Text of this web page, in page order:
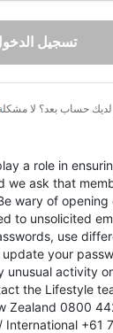
تسجيل
حساب بعد؟ لا
a role in
we ask that
wary of opening
to unsolicited
use
your
unusual activity
the Lifestyle
Zealand 0800
+61